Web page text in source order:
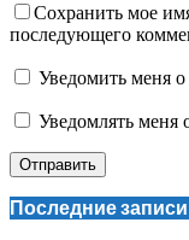
Сохранить мое
последующего
Уведомить меня
Уведомлять меня
Последние записи